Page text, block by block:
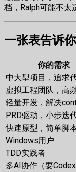
档，Ralph可能不太
一张表告诉
你的需求
中大型项目，追求
虚拟工程团队，高
轻量开发，解决
PRD驱动，小步迭
快速原型，简单脚
Windows用户
TDD实践者
多AI协作（要Codex